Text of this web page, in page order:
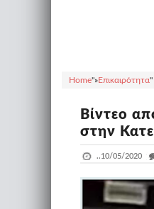
Home"»Επικαιρότητα"
Βίντεο
στην
..10/05/2020 _